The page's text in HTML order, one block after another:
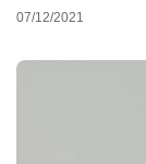
07/12/2021